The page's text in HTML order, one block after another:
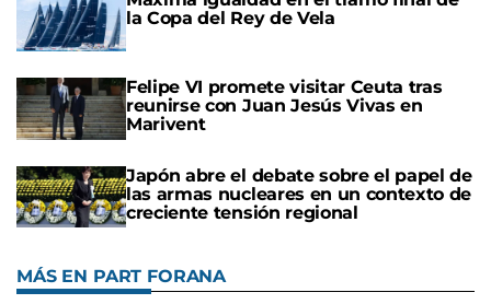
la Copa del Rey de Vela
Felipe VI promete visitar Ceuta tras
reunirse con Juan Jesús Vivas en
Marivent
Japón abre el debate sobre el papel de
las armas nucleares en un contexto de
creciente tensión regional
MÁS EN PART FORANA